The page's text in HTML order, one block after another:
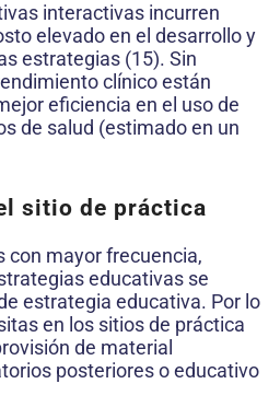
interactivas incurren
elevado en el desarrollo y
estrategias (15). Sin
clínico están
eficiencia en el uso de
de salud (estimado en un
sitio de práctica
con mayor frecuencia,
educativas se
estrategia educativa. Por lo
en los sitios de práctica
de material
posteriores o educativo